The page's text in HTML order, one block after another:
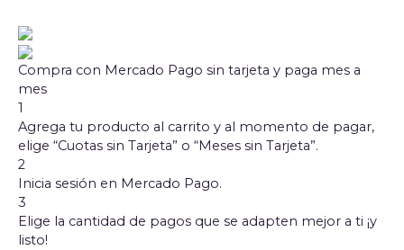
Compra con Mercado Pago sin tarjeta y paga mes a
mes
1
Agrega tu producto al carrito y al momento de pagar,
elige “Cuotas sin Tarjeta” o “Meses sin Tarjeta”.
2
Inicia sesión en Mercado Pago.
3
Elige la cantidad de pagos que se adapten mejor a ti ¡y
listo!